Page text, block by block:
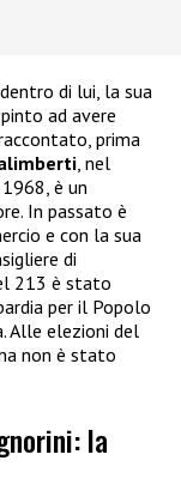
di lui, la sua
ad avere
prima
, nel
è un
In passato è
e con la sua
di
213 è stato
per il Popolo
Alle elezioni del
non è stato
la